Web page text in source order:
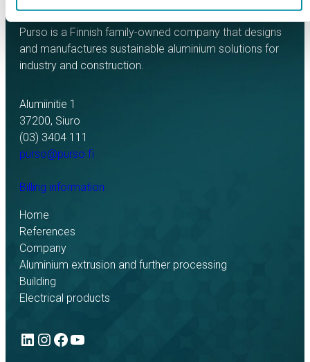
Purso is a Finnish family-owned company that designs
and manufactures sustainable aluminium solutions for
industry and construction.
Alumiinitie 1
37200, Siuro
(03) 3404 111
purso@purso.fi
Billing information
Home
References
Company
Aluminium extrusion and further processing
Building
Electrical products
LinkedIn
Instagram
Facebook
YouTube